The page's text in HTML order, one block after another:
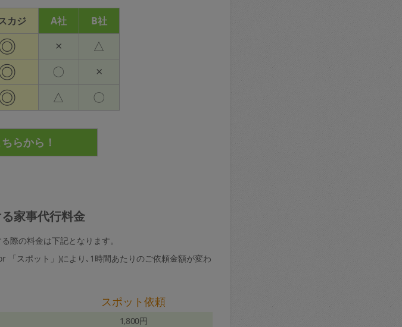
カジ A社
B社
× △
〇 ×
△ 〇
家事代行料金
際の料金は下記となります。
「スポット」)により､1時間あたりのご依頼金額が変わ
スポット依頼
1,800円